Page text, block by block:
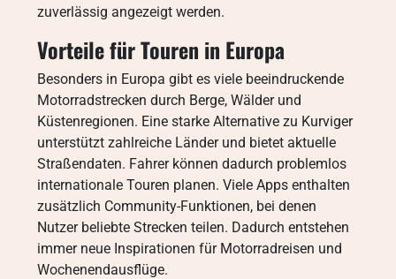
zuverlässig angezeigt werden.
Vorteile für Touren in Europa
Besonders in Europa gibt es viele beeindruckende
Motorradstrecken durch Berge, Wälder und
Küstenregionen. Eine starke Alternative zu Kurviger
unterstützt zahlreiche Länder und bietet aktuelle
Straßendaten. Fahrer können dadurch problemlos
internationale Touren planen. Viele Apps enthalten
zusätzlich Community-Funktionen, bei denen
Nutzer beliebte Strecken teilen. Dadurch entstehen
immer neue Inspirationen für Motorradreisen und
Wochenendausflüge.